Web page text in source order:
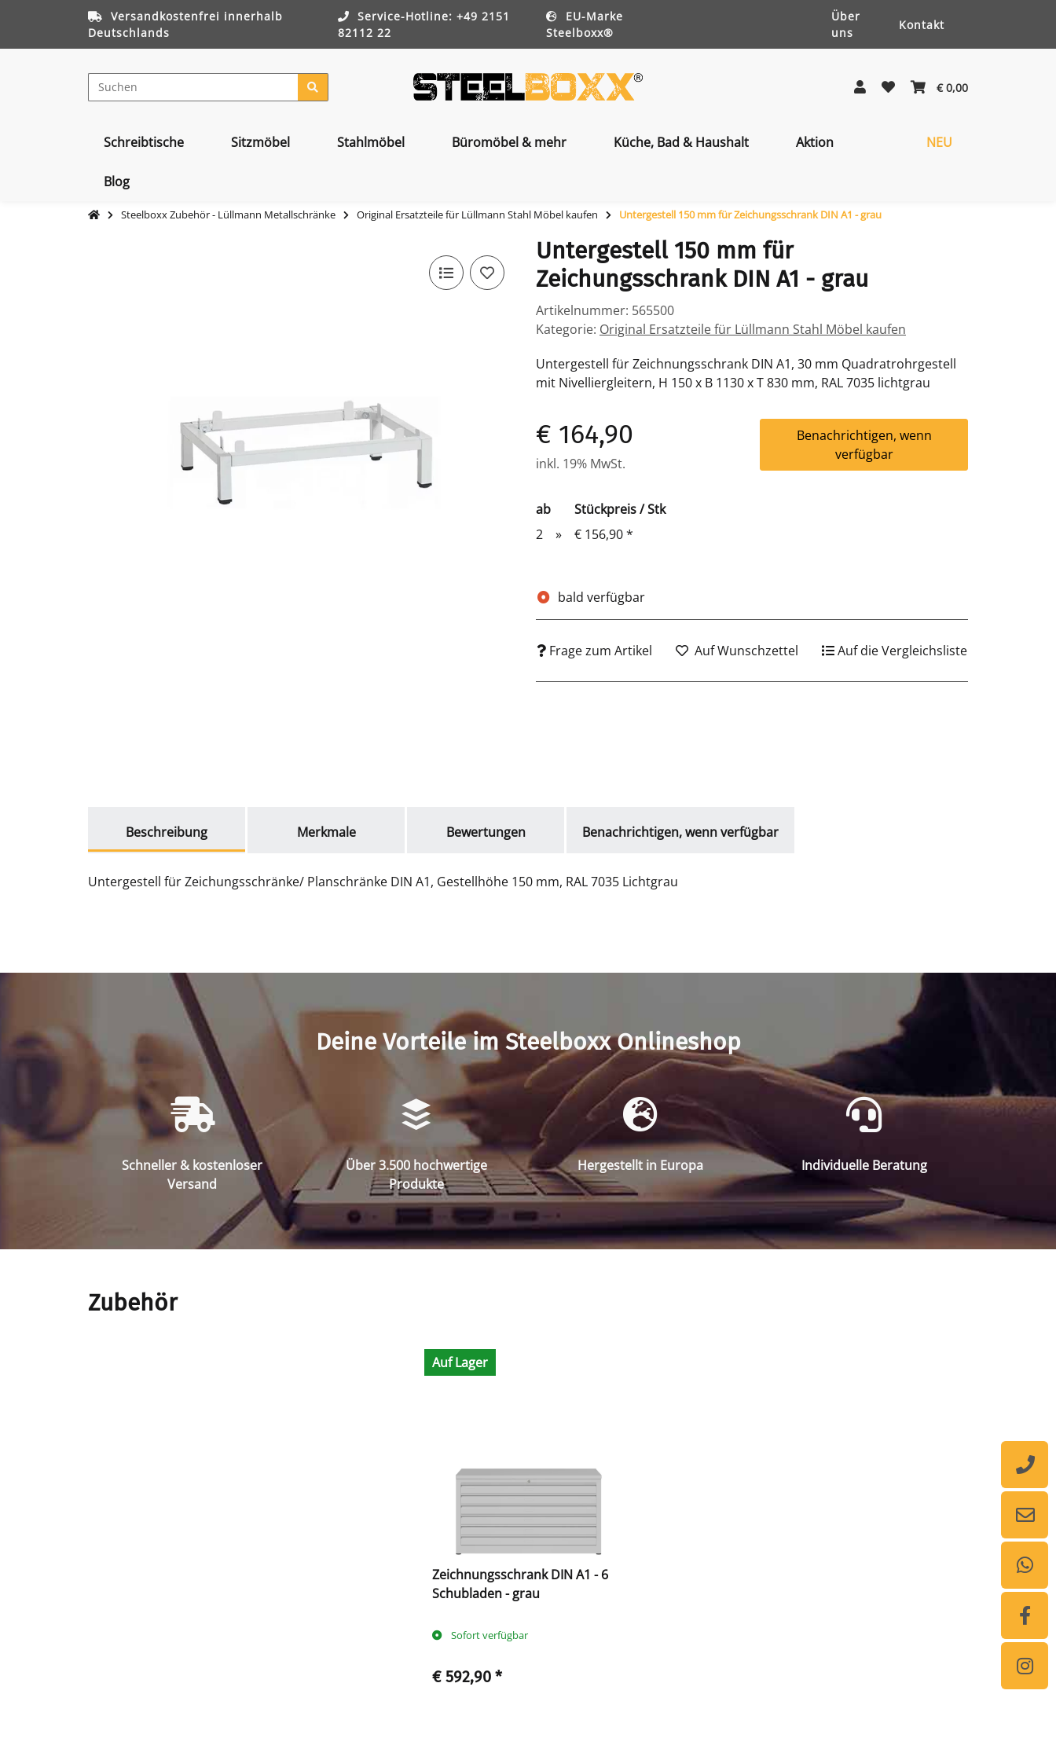
Versandkostenfrei innerhalb
Deutschlands
Service-Hotline: +49 2151
82112 22
EU-Marke
Steelboxx®
Über
uns
Kontakt
€ 0,00
Schreibtische Sitzmöbel Stahlmöbel Büromöbel & mehr Küche, Bad & Haushalt Aktion NEU
Blog
Steelboxx Zubehör - Lüllmann Metallschränke Original Ersatzteile für Lüllmann Stahl Möbel kaufen Untergestell 150 mm für Zeichungsschrank DIN A1 - grau
Untergestell 150 mm für
Zeichungsschrank DIN A1 - grau
Artikelnummer: 565500
Kategorie: Original Ersatzteile für Lüllmann Stahl Möbel kaufen
Untergestell für Zeichnungsschrank DIN A1, 30 mm Quadratrohrgestell
mit Nivelliergleitern, H 150 x B 1130 x T 830 mm, RAL 7035 lichtgrau
€ 164,90
inkl. 19% MwSt.
ab
Stückpreis / Stk
2
» € 156,90*
bald verfügbar
Benachrichtigen, wenn
verfügbar
Frage zum Artikel Auf Wunschzettel Auf die Vergleichsliste
Beschreibung
Merkmale Bewertungen Benachrichtigen, wenn verfügbar
Untergestell für Zeichungsschränke/ Planschränke DIN A1, Gestellhöhe 150 mm, RAL 7035 Lichtgrau
Deine Vorteile im Steelboxx Onlineshop
Schneller & kostenloser
Versand
Über 3.500 hochwertige
Produkte
Hergestellt in Europa Individuelle Beratung
Zubehör
Auf Lager
Zeichnungsschrank DIN A1 - 6
Schubladen - grau
Sofort verfügbar
€ 592,90 *